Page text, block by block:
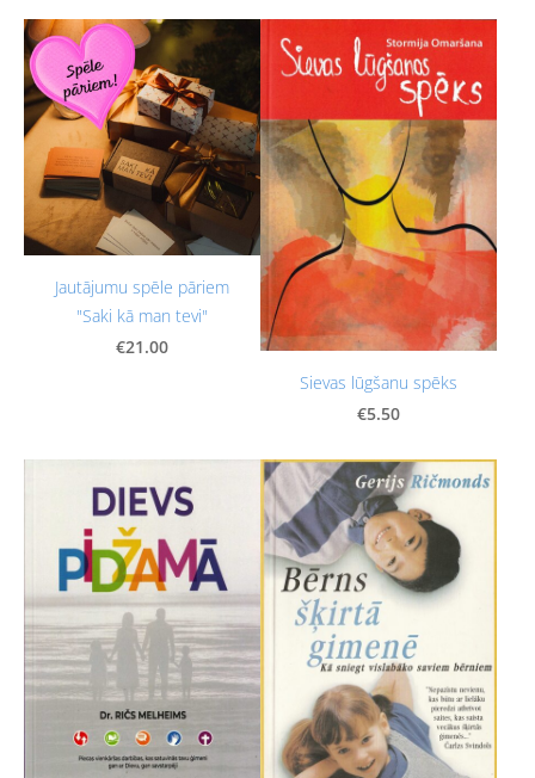
Jautājumu spēle pāriem
"Saki kā man tevi"
€21.00
Sievas lūgšanu spēks
€5.50